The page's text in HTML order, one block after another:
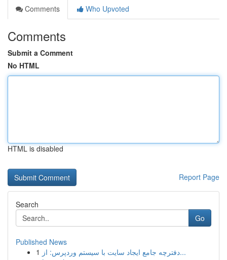
Comments
Who Upvoted
Comments
Submit a Comment
No HTML
HTML is disabled
Report Page
Search
Go
Published News
1
دفترچه جامع ایجاد سایت با سیستم وردپرس: از...